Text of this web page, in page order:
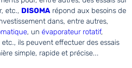
etc., DISOMA répond aux besoins de
dans, entre autres,
, un évaporateur rotatif,
etc., ils peuvent effectuer des essais
simple, rapide et précise...